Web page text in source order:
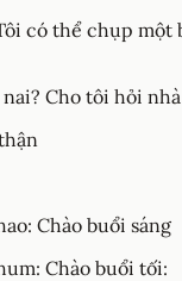
có thể chụp một
Cho tôi hỏi
Chào buổi sáng
Chào buổi tối: